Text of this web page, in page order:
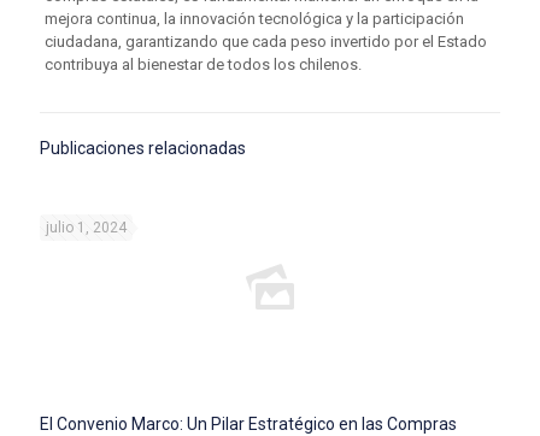
mejora continua, la innovación tecnológica y la participación
ciudadana, garantizando que cada peso invertido por el Estado
contribuya al bienestar de todos los chilenos.
Publicaciones relacionadas
julio 1, 2024
El Convenio Marco: Un Pilar Estratégico en las Compras